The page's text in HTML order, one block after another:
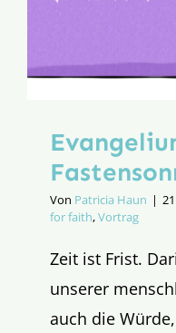
Von Patricia Haun |
for faith,Vortrag
Zeit ist Frist.
unserer
auch die